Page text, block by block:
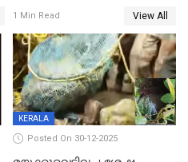
സെന്ററിലെ അധ്യാപകന്‍
മർദിച്ചതായി പരാതി
1 Min Read View All
KERALA
Posted On 30-12-2025